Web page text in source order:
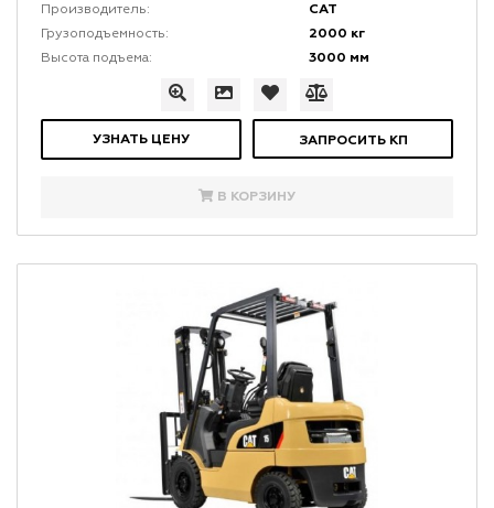
Производитель:
CAT
Грузоподъемность: 2000 кг
Высота подъема: 3000 мм
УЗНАТЬ ЦЕНУ ЗАПРОСИТЬ КП
В КОРЗИНУ